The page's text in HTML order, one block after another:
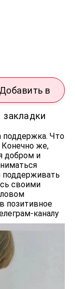
Добавить в
закладки
поддержка. Что
же,
добром и
поддерживать
своими
позитивное
каналу